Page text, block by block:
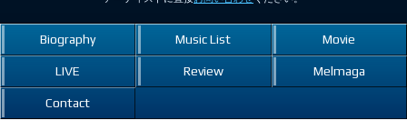
Biography Music List Movie
LIVE Review Melmaga
Contact